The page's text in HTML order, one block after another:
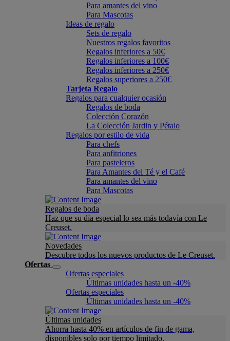
Para amantes del vino
Para Mascotas
Ideas de regalo
Sets de regalo
Nuestros regalos favoritos
Regalos inferiores a 50€
Regalos inferiores a 100€
Regalos inferiores a 250€
Regalos superiores a 250€
Tarjeta Regalo
Regalos para cualquier ocasión
Regalos de boda
Colección Corazón
La Colección Jardin y Pétalo
Regalos por estilo de vida
Para chefs
Para anfitriones
Para pasteleros
Para Amantes del Té y el Café
Para amantes del vino
Para Mascotas
Regalos de boda
Haz que su día especial lo sea más todavía con Le
Creuset.
Novedades
Descubre todos los nuevos productos de Le Creuset.
Ofertas
Ofertas especiales
Últimas unidades hasta un -40%
Ofertas especiales
Últimas unidades hasta un -40%
Últimas unidades
Ahorra hasta 40% en artículos de fin de gama,
disponibles solo por tiempo limitado.